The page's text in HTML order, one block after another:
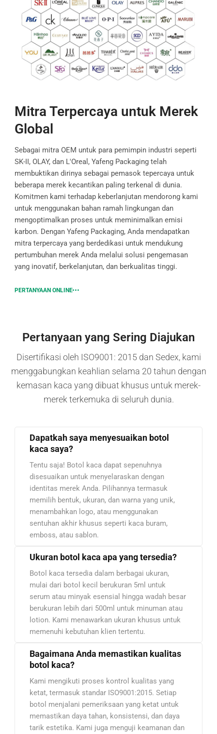
Mitra Terpercaya untuk Merek
Global
Sebagai mitra OEM untuk para pemimpin industri seperti
SK-II, OLAY, dan L'Oreal, Yafeng Packaging telah
membuktikan dirinya sebagai pemasok tepercaya untuk
beberapa merek kecantikan paling terkenal di dunia.
Komitmen kami terhadap keberlanjutan mendorong kami
untuk menggunakan bahan ramah lingkungan dan
mengoptimalkan proses untuk meminimalkan emisi
karbon. Dengan Yafeng Packaging, Anda mendapatkan
mitra terpercaya yang berdedikasi untuk mendukung
pertumbuhan merek Anda melalui solusi pengemasan
yang inovatif, berkelanjutan, dan berkualitas tinggi.
PERTANYAAN ONLINE
Pertanyaan yang Sering Diajukan
Disertifikasi oleh ISO9001: 2015 dan Sedex, kami
menggabungkan keahlian selama 20 tahun dengan
kemasan kaca yang dibuat khusus untuk merek-
merek terkemuka di seluruh dunia.
Dapatkah saya menyesuaikan botol
kaca saya?
Tentu saja! Botol kaca dapat sepenuhnya
disesuaikan untuk menyelaraskan dengan
identitas merek Anda. Pilihannya termasuk
memilih bentuk, ukuran, dan warna yang unik,
menambahkan logo, atau menggunakan
sentuhan akhir khusus seperti kaca buram,
emboss, atau sablon.
Ukuran botol kaca apa yang tersedia?
Botol kaca tersedia dalam berbagai ukuran,
mulai dari botol kecil berukuran 5ml untuk
serum atau minyak esensial hingga wadah besar
berukuran lebih dari 500ml untuk minuman atau
lotion. Kami menawarkan ukuran khusus untuk
memenuhi kebutuhan klien tertentu.
Bagaimana Anda memastikan kualitas
botol kaca?
Kami mengikuti proses kontrol kualitas yang
ketat, termasuk standar ISO9001:2015. Setiap
botol menjalani pemeriksaan yang ketat untuk
memastikan daya tahan, konsistensi, dan daya
tarik estetika. Kami juga menguji keamanan dan